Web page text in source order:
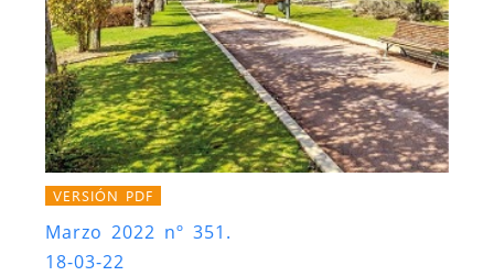
VERSIÓN PDF
Marzo 2022 nº 351.
18-03-22